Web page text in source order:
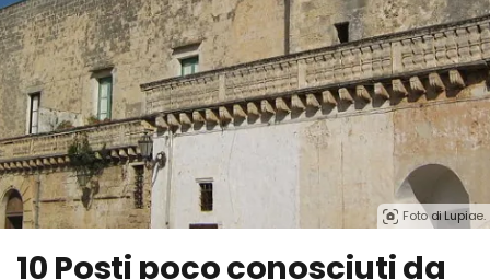
Foto di Lupiae.
10 Posti poco conosciuti da